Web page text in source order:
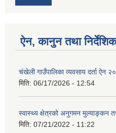
ऐन, कानुन तथा
चंखेली गाउँपालिका व्यवसाय दर्ता ऐन
मिति: 06/17/2026 - 12:54
स्वास्थ्य क्षेत्रको अनुगमन मुल्याङ्कन
मिति: 07/21/2022 - 11:22